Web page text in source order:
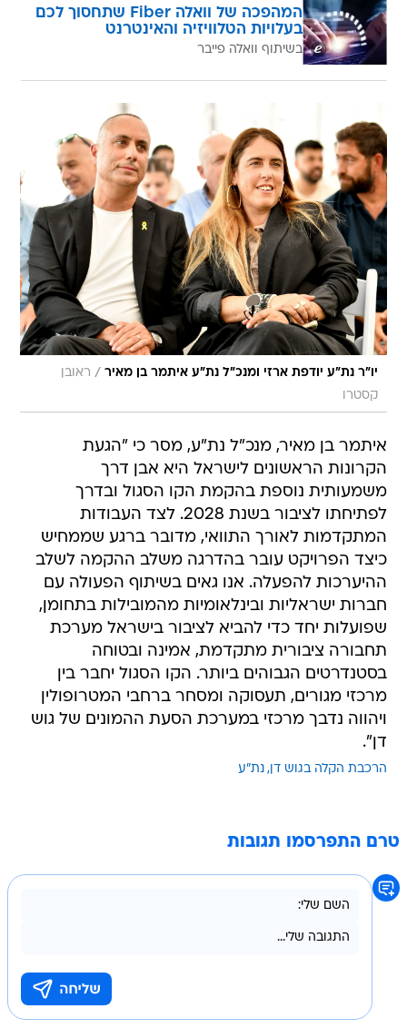
המהפכה של וואלה Fiber שתחסוך לכם
בעלויות הטלוויזיה והאינטרנט
בשיתוף וואלה פייבר
יו"ר נת"ע יודפת ארזי ומנכ"ל נת"ע איתמר בן מאיר / ראובן
קסטרו
איתמר בן מאיר, מנכ"ל נת"ע, מסר כי "הגעת
הקרונות הראשונים לישראל היא אבן דרך
משמעותית נוספת בהקמת הקו הסגול ובדרך
לפתיחתו לציבור בשנת 2028. לצד העבודות
המתקדמות לאורך התוואי, מדובר ברגע שממחיש
כיצד הפרויקט עובר בהדרגה משלב ההקמה לשלב
ההיערכות להפעלה. אנו גאים בשיתוף הפעולה עם
חברות ישראליות ובינלאומיות מהמובילות בתחומן,
שפועלות יחד כדי להביא לציבור בישראל מערכת
תחבורה ציבורית מתקדמת, אמינה ובטוחה
בסטנדרטים הגבוהים ביותר. הקו הסגול יחבר בין
מרכזי מגורים, תעסוקה ומסחר ברחבי המטרופולין
ויהווה נדבך מרכזי במערכת הסעת ההמונים של גוש
דן".
הרכבת הקלה בגוש דן נת"ע
טרם התפרסמו תגובות